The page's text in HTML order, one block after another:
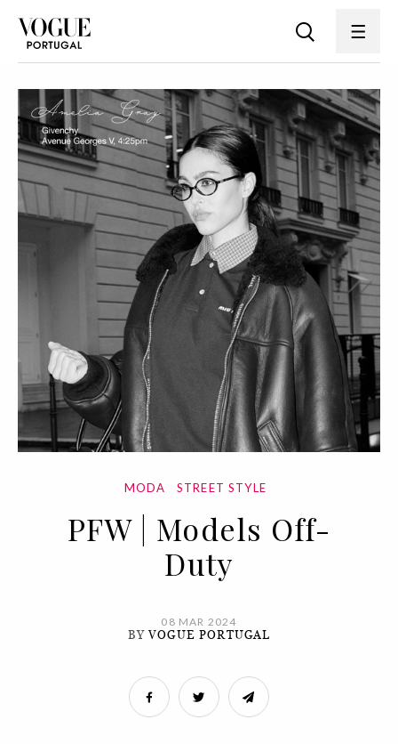
MODA STREET STYLE
PFW | Models Off-
Duty
08 MAR 2024
BYVOGUE PORTUGAL